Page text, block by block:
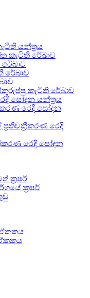
යන්ත්‍රය
කැටිති රේඛාව
රේඛාව
රේඛාව
කැටිති රේඛාව
සෝදන යන්ත්‍රය
රෙදි සෝදන
ප්‍රතිචක්‍රීකරණ රෙදි
රෙදි සෝදන
ක්‍රෂර්
ක්‍රෂර්
ඒකකය